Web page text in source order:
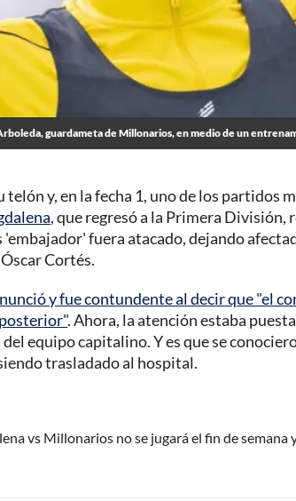
guardameta de Millonarios, en medio de un
telón y, en la fecha 1, uno de los partidos
, que regresó a la Primera
'embajador' fuera atacado, dejando
Cortés.
y fue contundente al decir que "el
. Ahora, la atención estaba
equipo capitalino. Y es que se
trasladado al hospital.
vs Millonarios no se jugará el fin de